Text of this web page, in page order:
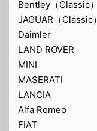
Bentley（Classic）
JAGUAR（Classic）
Daimler
LAND ROVER
MINI
MASERATI
LANCIA
Alfa Romeo
FIAT